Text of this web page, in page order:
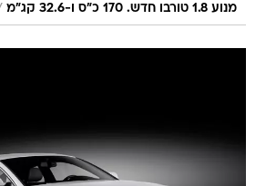
מנוע 1.8 טורבו חדש. 170 כ"ס ו-32.6 קג"מ